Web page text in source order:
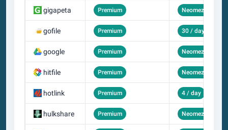
gigapeta Premium Neomezený
gofile Premium 30 / day
google Premium Neomezený
hitfile Premium Neomezený
hotlink Premium 4 / day
hulkshare Premium Neomezený